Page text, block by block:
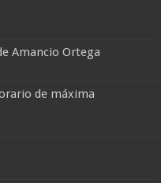
Amancio Ortega
de máxima